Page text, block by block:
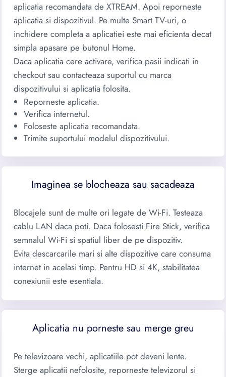
aplicatia recomandata de XTREAM. Apoi reporneste
aplicatia si dispozitivul. Pe multe Smart TV-uri, o
inchidere completa a aplicatiei este mai eficienta decat
simpla apasare pe butonul Home.
Daca aplicatia cere activare, verifica pasii indicati in
checkout sau contacteaza suportul cu marca
dispozitivului si aplicatia folosita.
Reporneste aplicatia.
Verifica internetul.
Foloseste aplicatia recomandata.
Trimite suportului modelul dispozitivului.
Imaginea se blocheaza sau sacadeaza
Blocajele sunt de multe ori legate de Wi-Fi. Testeaza
cablu LAN daca poti. Daca folosesti Fire Stick, verifica
semnalul Wi-Fi si spatiul liber de pe dispozitiv.
Evita descarcarile mari si alte dispozitive care consuma
internet in acelasi timp. Pentru HD si 4K, stabilitatea
conexiunii este esentiala.
Aplicatia nu porneste sau merge greu
Pe televizoare vechi, aplicatiile pot deveni lente.
Sterge aplicatii nefolosite, reporneste televizorul si